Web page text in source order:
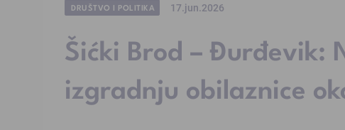
DRUŠTVO I POLITIKA 17.jun.2026
Šićki Brod – Đurđevik:
izgradnju obilaznice